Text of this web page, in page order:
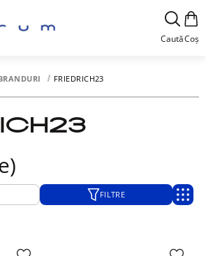
CautăCoș
FRIEDRICH23
FILTRE